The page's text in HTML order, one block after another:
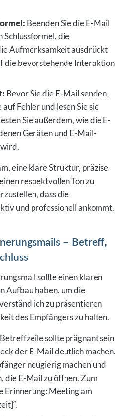
Beenden Sie die E-Mail
Schlussformel, die
Aufmerksamkeit ausdrückt
die bevorstehende Interaktion
Bevor Sie die E-Mail senden,
Fehler und lesen Sie sie
Sie außerdem, wie die E-
Geräten und E-Mail-
eine klare Struktur, präzise
respektvollen Ton zu
dass die
und professionell ankommt.
– Betreff,
sollte einen klaren
Aufbau haben, um die
zu präsentieren
des Empfängers zu halten.
sollte prägnant sein
der E-Mail deutlich machen.
neugierig machen und
die E-Mail zu öffnen. Zum
Erinnerung: Meeting am